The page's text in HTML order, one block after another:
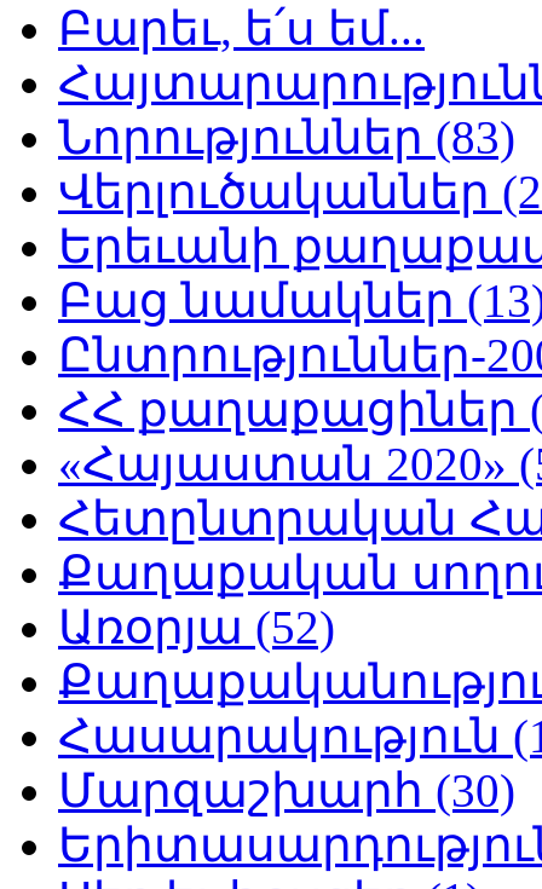
Բարեւ, ե՛ս եմ...
Նորություններ (83)
Վերլուծականներ
Երեւանի
Բաց նամակներ
Ընտրություններ-
ՀՀ քաղաքացիներ
«Հայաստան 2020»
Հետընտրական
Քաղաքական
Առօրյա (52)
Հասարակություն
Մարզաշխարհ (30)